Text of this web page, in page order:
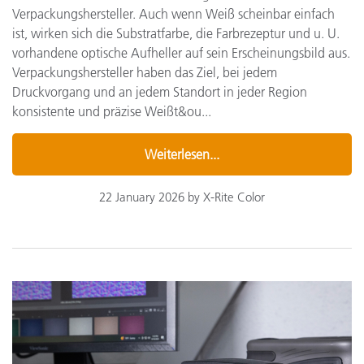
Verpackungshersteller. Auch wenn Weiß scheinbar einfach
ist, wirken sich die Substratfarbe, die Farbrezeptur und u. U.
vorhandene optische Aufheller auf sein Erscheinungsbild aus.
Verpackungshersteller haben das Ziel, bei jedem
Druckvorgang und an jedem Standort in jeder Region
konsistente und präzise Weißt&ou...
Weiterlesen...
22 January 2026 by X-Rite Color